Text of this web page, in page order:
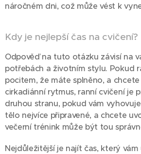
náročném dni, což může vést k
Kdy je nejlepší čas na cvičení?
Odpověď na tuto otázku závisí na
potřebách a životním stylu. Pokud
pocitem, že máte splněno, a chcete
cirkadiánní rytmus, ranní cvičení je
druhou stranu, pokud vám
tělo nejvíce připravené, a chcete
večerní trénink může být tou
Nejdůležitější je najít čas, který